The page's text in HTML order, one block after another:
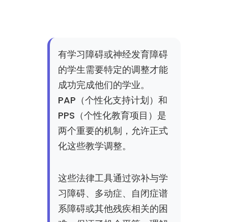
有学习障碍或神经发育障碍
的学生需要特定的调整才能
成功完成他们的学业。
PAP（个性化支持计划）和
PPS（个性化教育项目）是
两个重要的机制，允许正式
化这些教学调整。
这些法律工具通过弥补与学
习障碍、多动症、自闭症谱
系障碍或其他残疾相关的困